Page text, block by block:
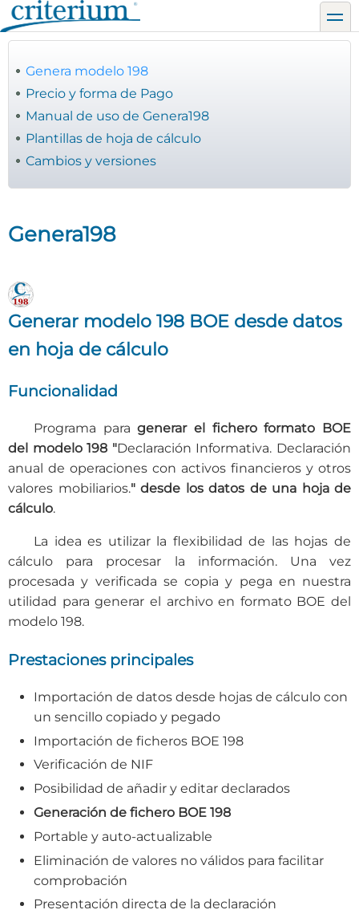
Pasar
al
principal
Genera modelo 198
Precio y forma de Pago
Manual de uso de Genera198
Plantillas de hoja de cálculo
Cambios y versiones
Genera198
Generar modelo 198 BOE desde datos
en hoja de cálculo
Funcionalidad
Programa paragenerar el fichero formato BOE
del modelo 198 "Declaración Informativa. Declaración
anual de operaciones con activos financieros y otros
valores mobiliarios." desde los datos de una hoja de
cálculo.
La idea es utilizar la flexibilidad de las hojas de
cálculo para procesar la información. Una vez
procesada y verificada se copia y pega en nuestra
utilidad para generar el archivo en formato BOE del
modelo 198.
Prestaciones principales
Importación de datos desde hojas de cálculo con
un sencillo copiado y pegado
Importación de ficheros BOE 198
Verificación de NIF
Posibilidad de añadir y editar declarados
Generación de fichero BOE 198
Portable y auto-actualizable
Eliminación de valores no válidos para facilitar
comprobación
Presentación directa de la declaración